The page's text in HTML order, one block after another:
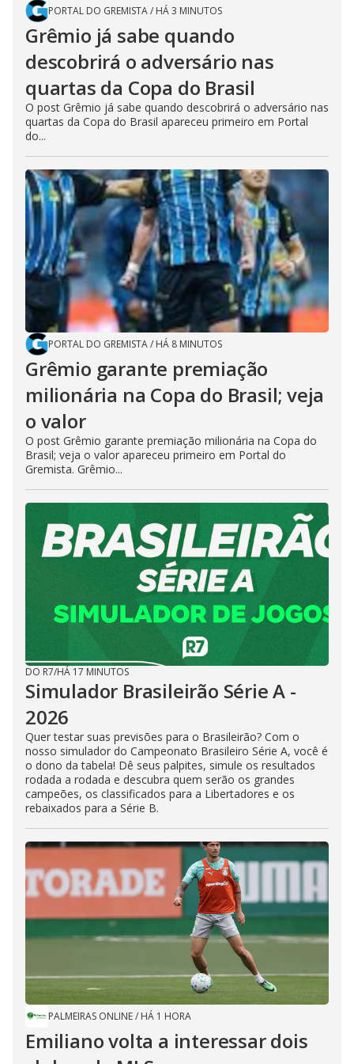
PORTAL DO GREMISTA/ HÁ 3 MINUTOS
Grêmio já sabe quando
descobrirá o adversário nas
quartas da Copa do Brasil
O post Grêmio já sabe quando descobrirá o adversário nas
quartas da Copa do Brasil apareceu primeiro em Portal
do...
PORTAL DO GREMISTA/ HÁ 8 MINUTOS
Grêmio garante premiação
milionária na Copa do Brasil; veja
o valor
O post Grêmio garante premiação milionária na Copa do
Brasil; veja o valor apareceu primeiro em Portal do
Gremista. Grêmio...
DO R7/HÁ 17 MINUTOS
Simulador Brasileirão Série A -
2026
Quer testar suas previsões para o Brasileirão? Com o
nosso simulador do Campeonato Brasileiro Série A, você é
o dono da tabela! Dê seus palpites, simule os resultados
rodada a rodada e descubra quem serão os grandes
campeões, os classificados para a Libertadores e os
rebaixados para a Série B.
PALMEIRAS ONLINE/ HÁ 1 HORA
Emiliano volta a interessar dois